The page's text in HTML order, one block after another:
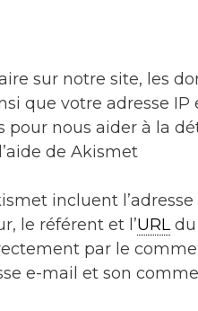
sur notre site, les
que votre adresse IP
nous aider à la
de Akismet
incluent l’adresse
le référent et l’URLdu
par le
e-mail et son